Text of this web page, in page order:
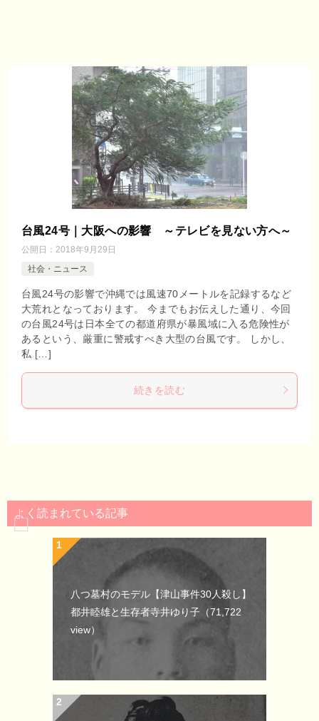
台風24号｜大阪への影響 ～テレビを見ない方へ～
公開日： 2018年9月29日
社会・ニュース
台風24号の影響で沖縄では風速70メートルを記録するなど
大荒れとなっております。 今までもお伝えした通り、今回
の台風24号は日本全ての都道府県が暴風域に入る危険性が
あるという、厳重に警戒すべき大型の台風です。 しかし、
私 […]
続きを読む
よく読まれている記事
八つ墓村のモデル【津山事件30人殺し】
都井睦雄と生存者寺井ゆり子 （71,722
view）